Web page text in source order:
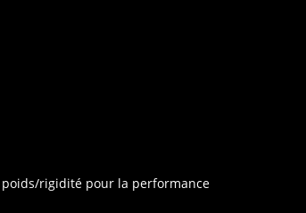
rigidité pour la performance